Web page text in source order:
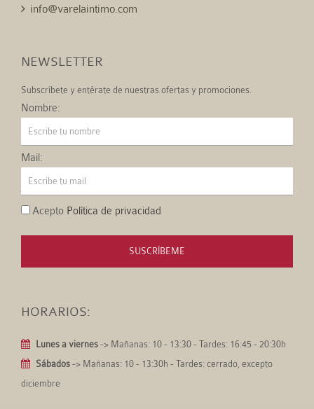
info@varelaintimo.com
NEWSLETTER
Subscríbete y entérate de nuestras ofertas y promociones.
Nombre:
Mail:
Acepto Política de privacidad
SUSCRÍBEME
HORARIOS:
Lunes a viernes -> Mañanas: 10 - 13:30 - Tardes: 16:45 - 20:30h
Sábados -> Mañanas: 10 - 13:30h - Tardes: cerrado, excepto
diciembre